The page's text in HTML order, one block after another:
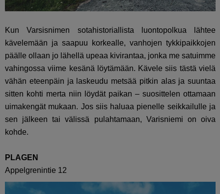
Kun Varsisnimen sotahistoriallista luontopolkua lähtee
kävelemään ja saapuu korkealle, vanhojen tykkipaikkojen
päälle ollaan jo lähellä upeaa kivirantaa, jonka me satuimme
vahingossa viime kesänä löytämään. Kävele siis tästä vielä
vähän eteenpäin ja laskeudu metsää pitkin alas ja suuntaa
sitten kohti merta niin löydät paikan – suosittelen ottamaan
uimakengät mukaan. Jos siis haluaa pienelle seikkailulle ja
sen jälkeen tai välissä pulahtamaan, Varisniemi on oiva
kohde.
PLAGEN
Appelgrenintie 12